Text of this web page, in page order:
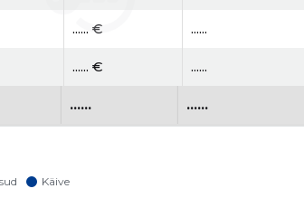
...... € ......
...... € ......
...... ......